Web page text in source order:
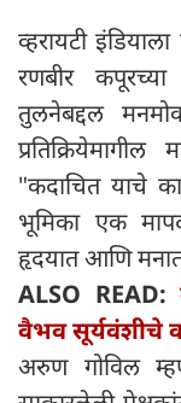
व्हरायटी
रणबीर
तुलनेबद्दल
"कदाचित याचे
भूमिका एक
हृदयात आणि
ALSO READ:
वैभव सूर्यवंशीचे
अरुण गोविल